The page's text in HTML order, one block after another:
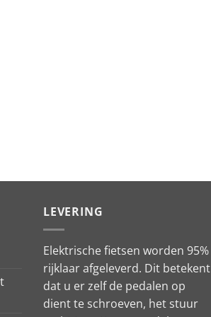
LEVERING
Elektrische fietsen worden 95%
rijklaar afgeleverd. Dit betekent
dat u er zelf de pedalen op
dient te schroeven, het stuur